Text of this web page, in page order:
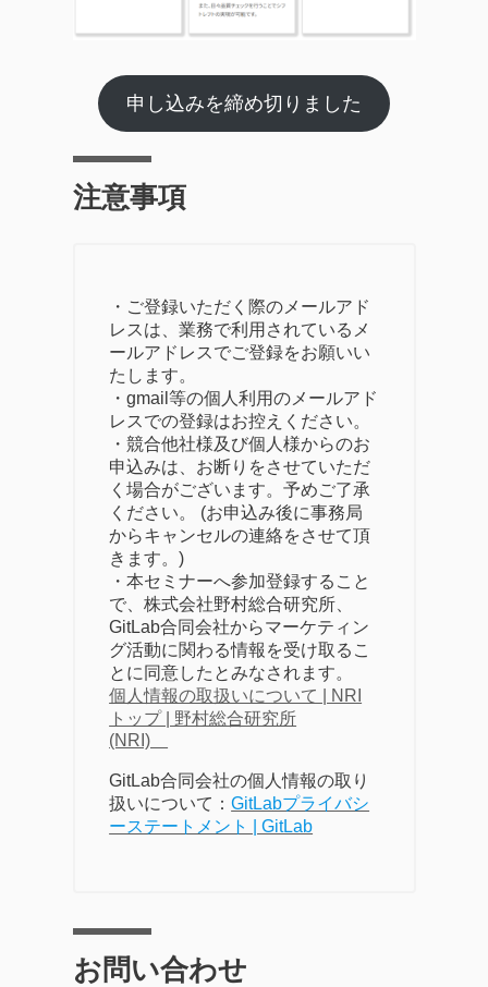
申し込みを締め切りました
注意事項
・ご登録いただく際のメールアド
レスは、業務で利用されているメ
ールアドレスでご登録をお願いい
たします。
・gmail等の個人利用のメールアド
レスでの登録はお控えください。
・競合他社様及び個人様からのお
申込みは、お断りをさせていただ
く場合がございます。予めご了承
ください。 (お申込み後に事務局
からキャンセルの連絡をさせて頂
きます。)
・本セミナーへ参加登録すること
で、株式会社野村総合研究所、
GitLab合同会社からマーケティン
グ活動に関わる情報を受け取るこ
とに同意したとみなされます。
個人情報の取扱いについて | NRI
トップ | 野村総合研究所
(NRI)
GitLab合同会社の個人情報の取り
扱いについて：GitLabプライバシ
ーステートメント | GitLab
お問い合わせ